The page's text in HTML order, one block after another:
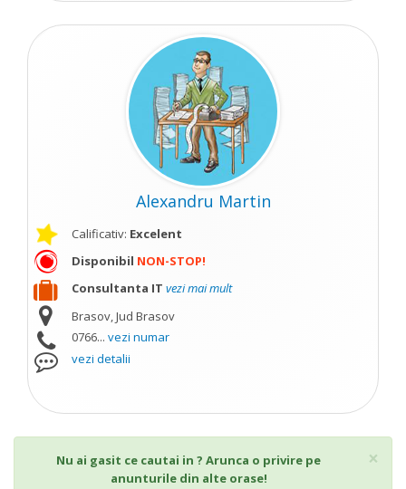
Alexandru Martin
Calificativ: Excelent
Disponibil NON-STOP!
Consultanta IT vezi mai mult
Brasov, Jud Brasov
0766... vezi numar
vezi detalii
×
Nu ai gasit ce cautai in ? Arunca o privire pe
anunturile din alte orase!